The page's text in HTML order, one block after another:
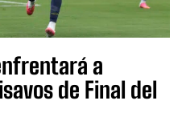
a
de Final del